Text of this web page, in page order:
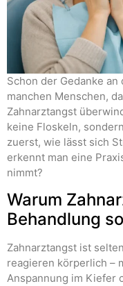
Schon der Gedanke
manchen Menschen,
Zahnarztangst
keine Floskeln,
zuerst, wie lässt sich
erkennt man eine
nimmt?
Warum
Behandlung
Zahnarztangst ist
reagieren körperlich –
Anspannung im Kiefer